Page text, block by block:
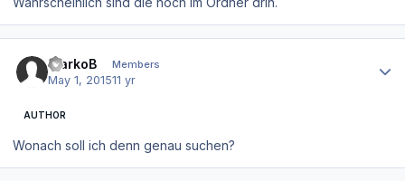
MarkoB Members
May 1, 201511 yr
AUTHOR
Wonach soll ich denn genau suchen?